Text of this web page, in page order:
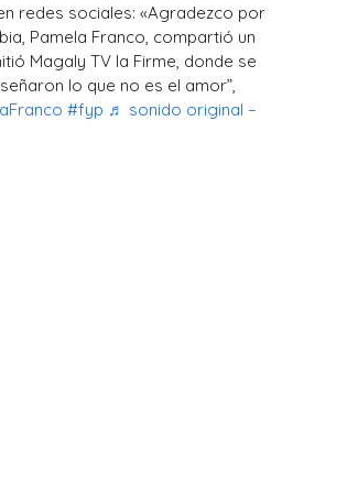
redes sociales: «Agradezco por
Pamela Franco, compartió un
Magaly TV la Firme, donde se
lo que no es el amor”,
#fyp ♬ sonido original –